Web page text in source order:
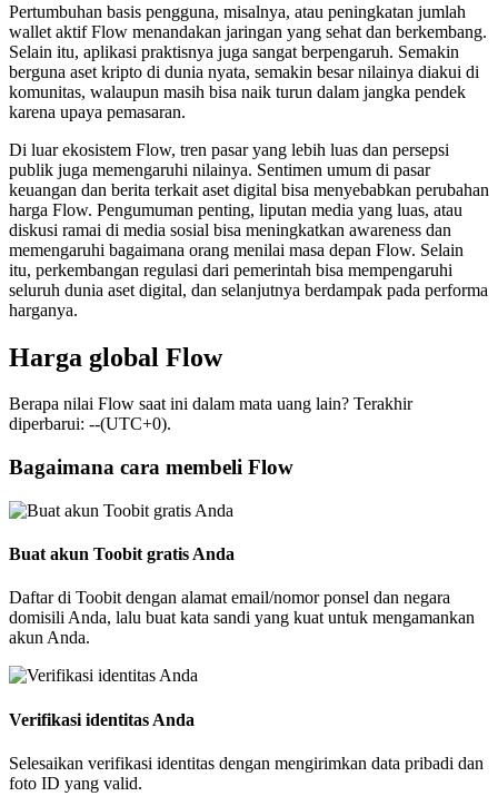
Pertumbuhan basis pengguna, misalnya, atau peningkatan jumlah
wallet aktif Flow menandakan jaringan yang sehat dan berkembang.
Selain itu, aplikasi praktisnya juga sangat berpengaruh. Semakin
berguna aset kripto di dunia nyata, semakin besar nilainya diakui di
komunitas, walaupun masih bisa naik turun dalam jangka pendek
karena upaya pemasaran.
Di luar ekosistem Flow, tren pasar yang lebih luas dan persepsi
publik juga memengaruhi nilainya. Sentimen umum di pasar
keuangan dan berita terkait aset digital bisa menyebabkan perubahan
harga Flow. Pengumuman penting, liputan media yang luas, atau
diskusi ramai di media sosial bisa meningkatkan awareness dan
memengaruhi bagaimana orang menilai masa depan Flow. Selain
itu, perkembangan regulasi dari pemerintah bisa mempengaruhi
seluruh dunia aset digital, dan selanjutnya berdampak pada performa
harganya.
Harga global Flow
Berapa nilai Flow saat ini dalam mata uang lain? Terakhir
diperbarui: --(UTC+0).
Bagaimana cara membeli Flow
Buat akun Toobit gratis Anda
Daftar di Toobit dengan alamat email/nomor ponsel dan negara
domisili Anda, lalu buat kata sandi yang kuat untuk mengamankan
akun Anda.
Verifikasi identitas Anda
Selesaikan verifikasi identitas dengan mengirimkan data pribadi dan
foto ID yang valid.